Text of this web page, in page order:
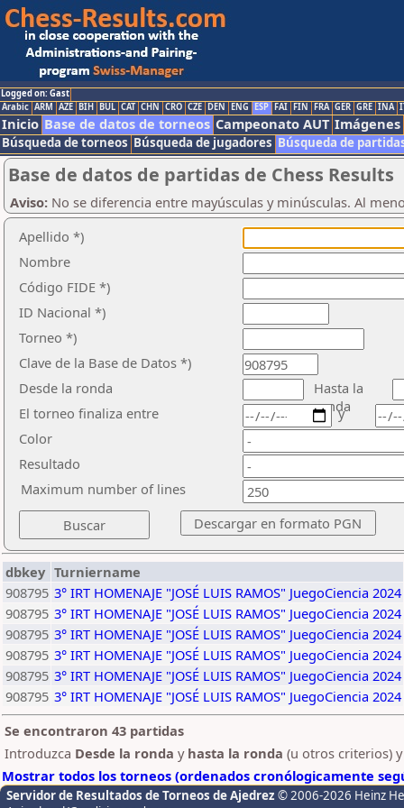
Logged on: Gast
Arabic ARM AZE BIH BUL CAT CHN CRO CZE DEN ENG ESP FAI FIN FRA GER GRE INA
Inicio Base de datos de torneos Campeonato AUT Imágenes
Búsqueda de torneos Búsqueda de jugadores Búsqueda de
Base de datos de partidas de Chess Results
Aviso: No se diferencia entre mayúsculas y minúsculas. Al
Apellido *)
Nombre
Código FIDE *)
ID Nacional *)
Torneo *)
Clave de la Base de Datos *)
Desde la ronda
Hasta la
ronda
El torneo finaliza entre
Color
Resultado
y
Maximum number of lines
dbkey Turniername
908795 3° IRT HOMENAJE "JOSÉ LUIS RAMOS" JuegoCiencia 2024
908795 3° IRT HOMENAJE "JOSÉ LUIS RAMOS" JuegoCiencia 2024
908795 3° IRT HOMENAJE "JOSÉ LUIS RAMOS" JuegoCiencia 2024
908795 3° IRT HOMENAJE "JOSÉ LUIS RAMOS" JuegoCiencia 2024
908795 3° IRT HOMENAJE "JOSÉ LUIS RAMOS" JuegoCiencia 2024
908795 3° IRT HOMENAJE "JOSÉ LUIS RAMOS" JuegoCiencia 2024
Se encontraron 43 partidas
Introduzca Desde la ronda y hasta la ronda (u otros criterios)
Mostrar todos los torneos (ordenados cronólogicamente
Servidor de Resultados de Torneos de Ajedrez © 2006-2026 Heinz